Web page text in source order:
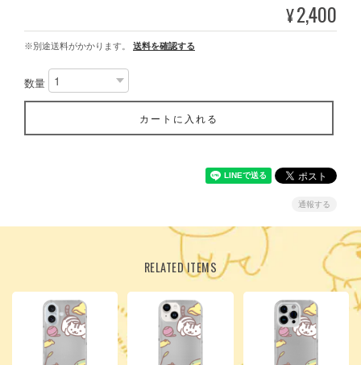
¥2,400
※別途送料がかかります。 送料を確認する
数量
カートに入れる
通報する
RELATED ITEMS